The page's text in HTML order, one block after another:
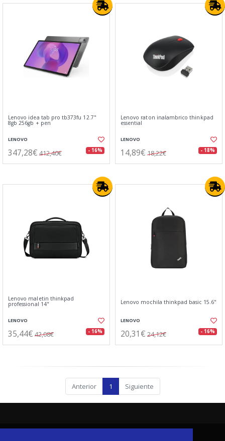
Lenovo idea tab pro tb373fu 12.7"
8gb 256gb + pen
LENOVO
347,28€ 412,40€ - 16%
Lenovo raton inalambrico thinkpad
essential
LENOVO
14,89€ 18,22€ - 18%
Lenovo maletin thinkpad
professional 14"
LENOVO
35,44€ 42,08€ - 16%
Lenovo mochila thinkpad basic 15.6"
LENOVO
20,31€ 24,12€ - 16%
Anterior 1 Siguiente